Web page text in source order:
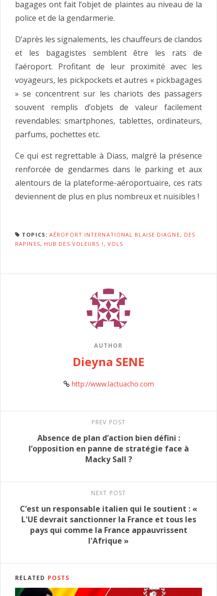
bagages ont fait l’objet de plaintes au niveau de la
police et de la gendarmerie.
D’après les signalements, les chauffeurs de clandos
et les bagagistes semblent être les rats de
l’aéroport. Profitant de leur proximité avec les
voyageurs, les pickpockets et autres « pickbagages
» se concentrent sur les chariots des passagers
souvent remplis d’objets de valeur facilement
revendables: smartphones, tablettes, ordinateurs,
parfums, pochettes etc.
Ce qui est regrettable à Diass, malgré la présence
renforcée de gendarmes dans le parking et aux
alentours de la plateforme-aéroportuaire, ces rats
deviennent de plus en plus nombreux et nuisibles !
TOPICS: AÉROPORT INTERNATIONAL BLAISE DIAGNE, DES
RAPINES, HUB DES VOLEURS !, VOLS
AUTHOR
Dieyna SENE
http://www.lactuacho.com
PREV POST
Absence de plan d’action bien défini :
l’opposition en panne de stratégie face à
Macky Sall ?
NEXT POST
C’est un responsable italien qui le soutient : «
L'UE devrait sanctionner la France et tous les
pays qui comme la France appauvrissent
l'Afrique »
RELATED POSTS